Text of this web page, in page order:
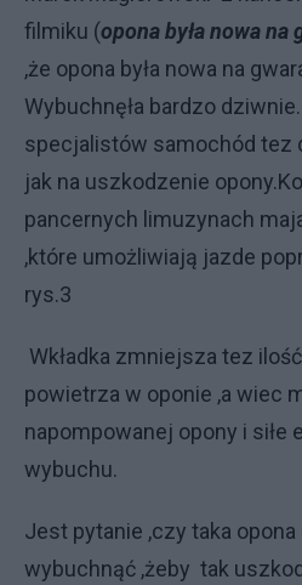
filmiku (opona była nowa na
,że opona była nowa na
Wybuchnęła bardzo
specjalistów samochód tez
jak na uszkodzenie
pancernych limuzynach
,które umożliwiają jazde
rys.3
Wkładka zmniejsza tez
powietrza w oponie ,a wiec
napompowanej opony i siłe
wybuchu.
Jest pytanie ,czy taka
wybuchnąć ,żeby tak